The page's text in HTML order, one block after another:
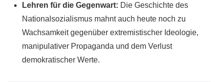
Lehren für die Gegenwart: Die Geschichte des
Nationalsozialismus mahnt auch heute noch zu
Wachsamkeit gegenüber extremistischer Ideologie,
manipulativer Propaganda und dem Verlust
demokratischer Werte.